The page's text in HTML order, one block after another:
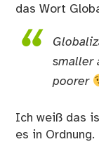
das Wort
smaller
poorer
Ich weiß das
es in